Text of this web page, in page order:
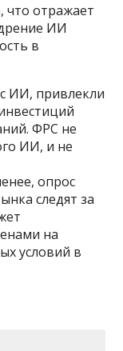
что отражает
ИИ
в
ИИ, привлекли
ФРС не
ИИ, и не
опрос
следят за
на
условий в